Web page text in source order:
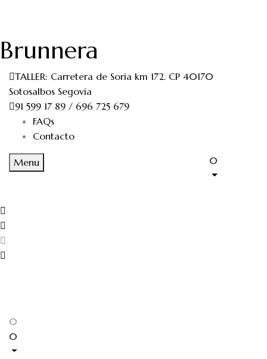
Brunnera
TALLER: Carretera de Soria km 172. CP 40170
Sotosalbos Segovia
91 599 17 89 / 696 725 679
FAQs
Contacto
Menu 0
0
0